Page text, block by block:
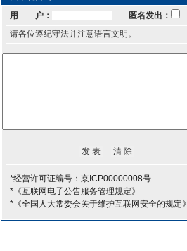
用 户：
匿名发出：
请各位遵纪守法并注意语言文明。
*经营许可证编号：京ICP00000008号
*《互联网电子公告服务管理规定》
*《全国人大常委会关于维护互联网安全的规定》